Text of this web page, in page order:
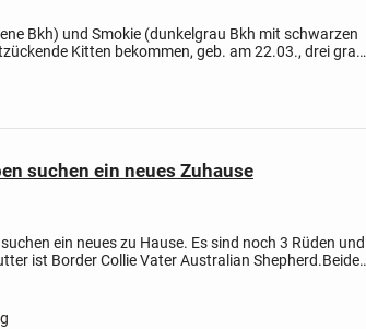
Bkh) und Smokie (dunkelgrau Bkh mit schwarzen
Kitten bekommen, geb. am 22.03., drei grau
bald ausziehen, zwei Jungs...
suchen ein neues Zuhause
ein neues zu Hause. Es sind noch 3 Rüden und
ist Border Collie Vater Australian Shepherd.Beide
in 33181 Bad...